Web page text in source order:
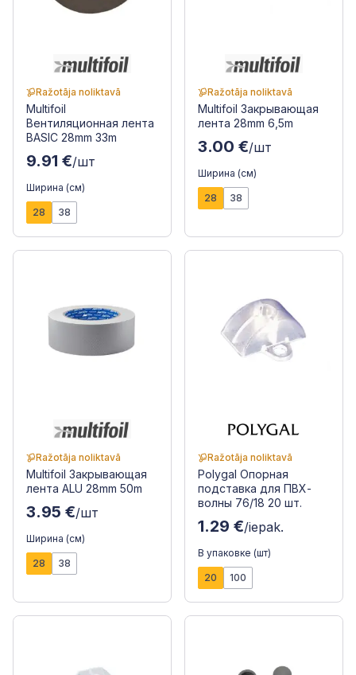
Ražotāja noliktavā
Multifoil
Вентиляционная лента
BASIC 28mm 33m
9.91 €/шт
Ширина (см)
28 38
Ražotāja noliktavā
Multifoil Закрывающая
лента 28mm 6,5m
3.00 €/шт
Ширина (см)
28 38
Ražotāja noliktavā
Multifoil Закрывающая
лента ALU 28mm 50m
3.95 €/шт
Ширина (см)
28 38
Ražotāja noliktavā
Polygal Опорная
подставка для ПВХ-
волны 76/18 20 шт.
1.29 €/iepak.
В упаковке (шт)
20 100